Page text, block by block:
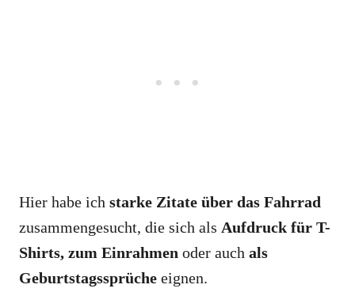
Hier habe ich starke Zitate über das Fahrrad
zusammengesucht, die sich als Aufdruck für T-
Shirts, zum Einrahmen oder auch als
Geburtstagssprüche eignen.